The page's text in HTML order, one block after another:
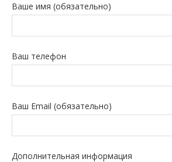
Ваше имя (обязательно)
Ваш телефон
Ваш Email (обязательно)
Дополнительная информация